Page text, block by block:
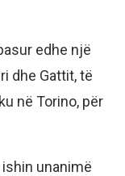
edhe një
dhe Gattit, të
në Torino, për
unanimë